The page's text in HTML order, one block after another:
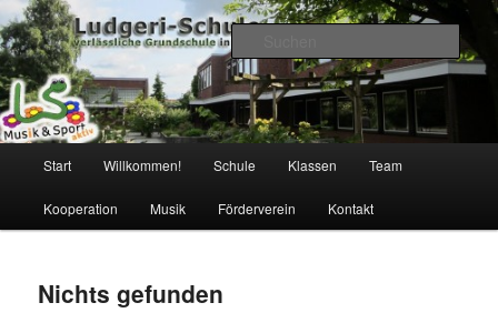
Zum
primären
Inhalt
springen
Zum
sekundären
Inhalt
springenLudgeri-Schule Leer
verlässliche Grundschule
Start Willkommen! Schule Klassen Team
Kooperation Musik Förderverein Kontakt
Nichts gefunden